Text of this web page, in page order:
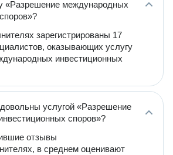
«Разрешение международных
зарегистрированы 17
оказывающих услугу
инвестиционных
услугой «Разрешение
споров»?
отзывы
в среднем оценивают